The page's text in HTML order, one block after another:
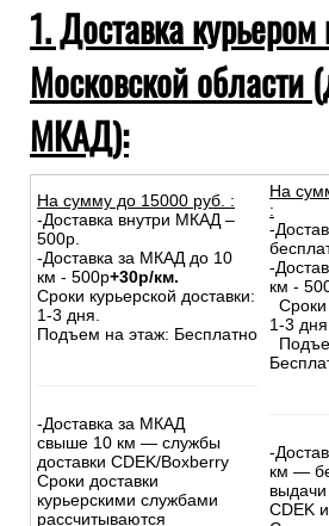
1. Доставка
Московской области
МКАД):
На сумму до 15000 руб. :
-Доставка внутри МКАД –
500р.
-Доставка за МКАД до 10
км - 500р+30р/км.
Сроки курьерской доставки:
1-3 дня.
Подъем на этаж: Бесплатно
-Доставка за МКАД
свыше 10 км — службы
доставки CDEK/Boxberry
Сроки доставки
курьерскими службами
рассчитываются
На
:
-
-
км -
Сроки
1-3
-
км —
выдачи
CDEK